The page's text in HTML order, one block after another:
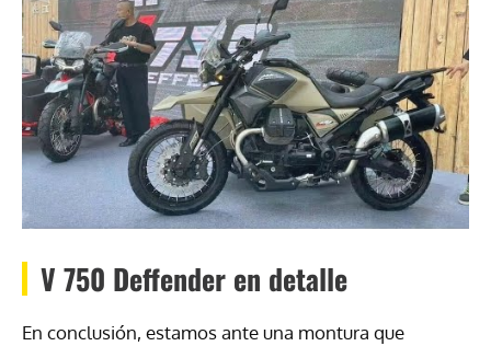
V 750 Deffender en detalle
En conclusión, estamos ante una montura que